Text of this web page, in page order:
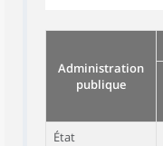
Administration
publique
État